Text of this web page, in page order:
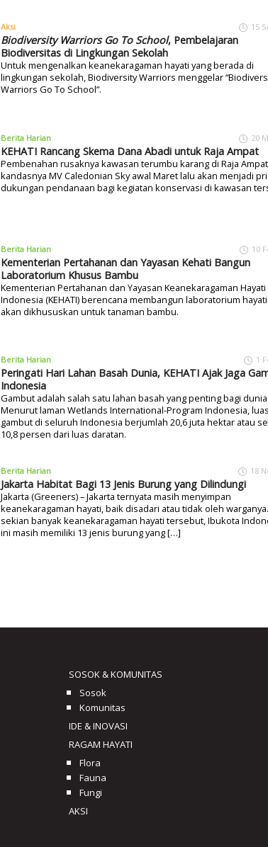
Aksi 15
Biodiversity Warriors Go To School, Pembelajaran
Biodiversitas di Lingkungan Sekolah
Untuk mengenalkan keanekaragaman hayati yang berada di
lingkungan sekolah, Biodiversity Warriors menggelar
Warriors Go To School”.
Berita Harian 20
KEHATI Rancang Skema Dana Abadi untuk Raja Ampat
Pembenahan rusaknya kawasan terumbu karang di Raja
kandasnya MV Caledonian Sky awal Maret lalu akan menjadi
dukungan pendanaan bagi kegiatan konservasi di kawasan
Berita Harian 10
Kementerian Pertahanan dan Yayasan Kehati Bangun
Laboratorium Khusus Bambu
Kementerian Pertahanan dan Yayasan Keanekaragaman Hayati
Indonesia (KEHATI) berencana membangun laboratorium
akan dikhususkan untuk tanaman bambu.
Berita Harian 1
Peringati Hari Lahan Basah Dunia, KEHATI Ajak Jaga
Indonesia
Gambut adalah salah satu lahan basah yang penting bagi dunia.
Menurut laman Wetlands International-Program Indonesia,
gambut di seluruh Indonesia berjumlah 20,6 juta hektar atau
10,8 persen dari luas daratan.
Berita Harian 18
Jakarta Habitat Bagi 13 Jenis Burung yang Dilindungi
Jakarta (Greeners) – Jakarta ternyata masih menyimpan
keanekaragaman hayati, baik disadari atau tidak oleh
sekian banyak keanekaragaman hayati tersebut, Ibukota
ini masih memiliki 13 jenis burung yang […]
SOSOK & KOMUNITAS
Sosok
Komunitas
IDE & INOVASI
RAGAM HAYATI
Flora
Fauna
Fungi
AKSI